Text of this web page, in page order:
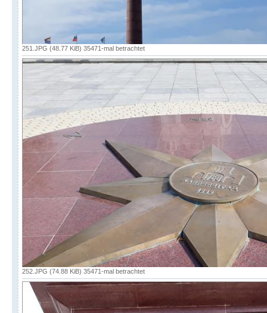
251.JPG (48.77 KiB) 35471-mal betrachtet
252.JPG (74.88 KiB) 35471-mal betrachtet